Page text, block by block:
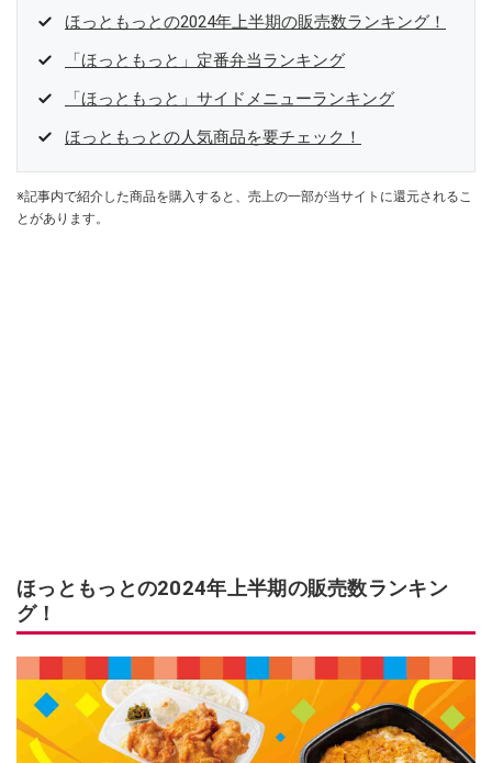
ほっともっとの2024年上半期の販売数ランキング！
「ほっともっと」定番弁当ランキング
「ほっともっと」サイドメニューランキング
ほっともっとの人気商品を要チェック！
※記事内で紹介した商品を購入すると、売上の一部が当サイトに還元されるこ
とがあります。
ほっともっとの2024年上半期の販売数ランキン
グ！